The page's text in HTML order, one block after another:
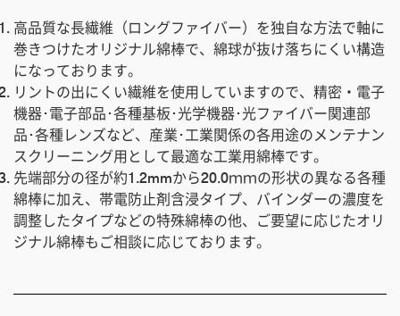
高品質な長繊維（ロングファイバー）を独自な方法で軸に
巻きつけたオリジナル綿棒で、綿球が抜け落ちにくい構造
になっております。
リントの出にくい繊維を使用していますので、精密・電子
機器･電子部品･各種基板･光学機器･光ファイバー関連部
品･各種レンズなど、産業･工業関係の各用途のメンテナン
スクリーニング用として最適な工業用綿棒です。
先端部分の径が約1.2mmから20.0ｍｍの形状の異なる各種
綿棒に加え、帯電防止剤含浸タイプ、バインダーの濃度を
調整したタイプなどの特殊綿棒の他、ご要望に応じたオリ
ジナル綿棒もご相談に応じております。